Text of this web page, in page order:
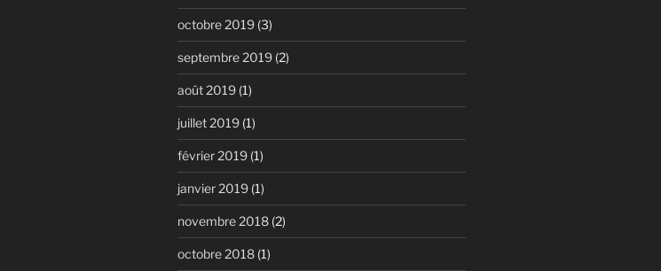
octobre 2019(3)
septembre 2019(2)
août 2019(1)
juillet 2019(1)
février 2019(1)
janvier 2019(1)
novembre 2018(2)
octobre 2018(1)